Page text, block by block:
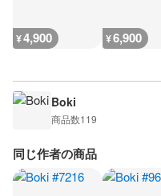
¥4,900 ¥6,900
Boki
商品数119
同じ作者の商品